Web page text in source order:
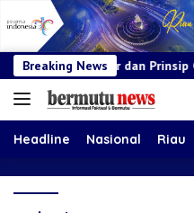
Breaking News
dan Prinsip GCG
Headline Nasional Riau